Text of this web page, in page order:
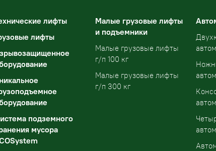
лифты
лифты
подземного
мусора
Малые грузовые лифты
и подъемники
Малые грузовые лифты
г/п 100 кг
Малые грузовые лифты
г/п 300 кг